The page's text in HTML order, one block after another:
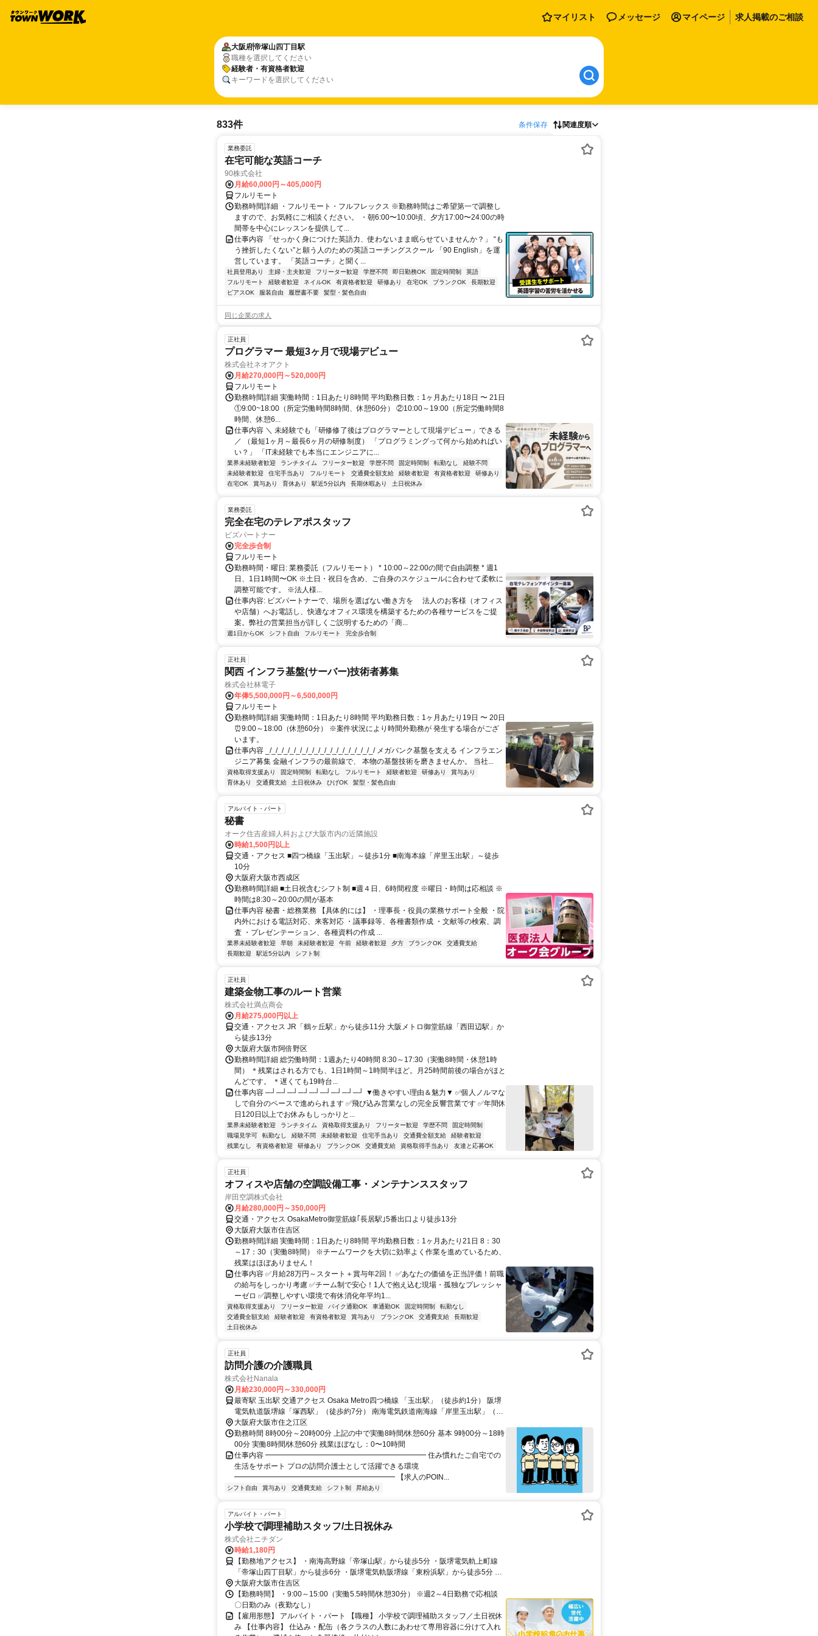
マイリスト メッセージ マイページ 求人掲載のご相談
大阪府帝塚山四丁目駅
職種を選択してください
経験者・有資格者歓迎
キーワードを選択してください
833件 条件保存 関連度順
業務委託
在宅可能な英語コーチ
90株式会社
月給60,000円～405,000円
フルリモート
勤務時間詳細 ・フルリモート・フルフレックス ※勤務時間はご希望第一で調整し
ますので、お気軽にご相談ください。 ・朝6:00〜10:00頃、夕方17:00〜24:00の時
間帯を中心にレッスンを提供して...
仕事内容 「せっかく身につけた英語力、使わないまま眠らせていませんか？」 “も
う挫折したくない”と願う人のための英語コーチングスクール 「90 English」を運
営しています。 「英語コーチ」と聞く...
社員登用あり 主婦・主夫歓迎 フリーター歓迎 学歴不問 即日勤務OK 固定時間制
英語
フルリモート
経験者歓迎 ネイルOK 有資格者歓迎 研修あり 在宅OK ブランクOK
長期歓迎
ピアスOK
服装自由 履歴書不要 髪型・髪色自由
同じ企業の求人
正社員
プログラマー 最短3ヶ月で現場デビュー
株式会社ネオアクト
月給270,000円～520,000円
フルリモート
勤務時間詳細 実働時間：1日あたり8時間 平均勤務日数：1ヶ月あたり18日 〜 21日
①9:00~18:00（所定労働時間8時間、休憩60分） ②10:00～19:00（所定労働時間8
時間、休憩6...
仕事内容 ＼ 未経験でも「研修修了後はプログラマーとして現場デビュー」できる
／ （最短1ヶ月～最長6ヶ月の研修制度） 「プログラミングって何から始めればい
い？」 「IT未経験でも本当にエンジニアに...
業界未経験者歓迎 ランチタイム フリーター歓迎 学歴不問 固定時間制 転勤なし
経験不問
未経験者歓迎
住宅手当あり フルリモート 交通費全額支給 経験者歓迎 有資格者歓迎
研修あり
在宅OK
賞与あり 育休あり 駅近5分以内 長期休暇あり 土日祝休み
業務委託
完全在宅のテレアポスタッフ
ビズパートナー
完全歩合制
フルリモート
勤務時間・曜日: 業務委託（フルリモート） * 10:00～22:00の間で自由調整 * 週1
日、1日1時間〜OK ※土日・祝日を含め、ご自身のスケジュールに合わせて柔軟に
調整可能です。 ※法人様...
仕事内容: ビズパートナーで、場所を選ばない働き方を 法人のお客様（オフィス
や店舗）へお電話し、快適なオフィス環境を構築するための各種サービスをご提
案。弊社の営業担当が詳しくご説明するための「商...
週1日からOK シフト自由 フルリモート 完全歩合制
正社員
関西 インフラ基盤(サーバー)技術者募集
株式会社林電子
年俸5,500,000円～6,500,000円
フルリモート
勤務時間詳細 実働時間：1日あたり8時間 平均勤務日数：1ヶ月あたり19日 〜 20日
⏰9:00～18:00（休憩60分） ※案件状況により時間外勤務が 発生する場合がござ
います。
仕事内容 _/_/_/_/_/_/_/_/_/_/_/_/_/_/_/_/_/_/ メガバンク基盤を支える インフラエン
ジニア募集 金融インフラの最前線で、 本物の基盤技術を磨きませんか。 当社...
資格取得支援あり 固定時間制 転勤なし フルリモート 経験者歓迎 研修あり
賞与あり
育休あり
交通費支給 土日祝休み ひげOK 髪型・髪色自由
アルバイト・パート
秘書
オーク住吉産婦人科および大阪市内の近隣施設
時給1,500円以上
交通・アクセス ■四つ橋線「玉出駅」～徒歩1分 ■南海本線「岸里玉出駅」～徒歩
10分
大阪府大阪市西成区
勤務時間詳細 ■土日祝含むシフト制 ■週４日、6時間程度 ※曜日・時間は応相談 ※
時間は8:30～20:00の間が基本
仕事内容 秘書・総務業務 【具体的には】 ・理事長・役員の業務サポート全般 ・院
内外における電話対応、来客対応 ・議事録等、各種書類作成 ・文献等の検索、調
査 ・プレゼンテーション、各種資料の作成 ...
業界未経験者歓迎 早朝 未経験者歓迎 午前 経験者歓迎 夕方 ブランクOK
交通費支給
長期歓迎
駅近5分以内 シフト制
正社員
建築金物工事のルート営業
株式会社満点商会
月給275,000円以上
交通・アクセス JR「鶴ヶ丘駅」から徒歩11分 大阪メトロ御堂筋線「西田辺駅」か
ら徒歩13分
大阪府大阪市阿倍野区
勤務時間詳細 総労働時間：1週あたり40時間 8:30～17:30（実働8時間・休憩1時
間） ＊残業はされる方でも、1日1時間～1時間半ほど。月25時間前後の場合がほと
んどです。 ＊遅くても19時台...
仕事内容 ─┘─┘─┘─┘─┘─┘─┘─┘─┘ ▼働きやすい理由＆魅力▼ ✅個人ノルマな
しで自分のペースで進められます ✅飛び込み営業なしの完全反響営業です ✅年間休
日120日以上でお休みもしっかりと...
業界未経験者歓迎 ランチタイム 資格取得支援あり フリーター歓迎 学歴不問
固定時間制
職場見学可
転勤なし 経験不問 未経験者歓迎 住宅手当あり 交通費全額支給
経験者歓迎
残業なし
有資格者歓迎 研修あり ブランクOK 交通費支給 資格取得手当あり 友達と応募OK
正社員
オフィスや店舗の空調設備工事・メンテナンススタッフ
岸田空調株式会社
月給280,000円～350,000円
交通・アクセス OsakaMetro御堂筋線｢長居駅｣5番出口より徒歩13分
大阪府大阪市住吉区
勤務時間詳細 実働時間：1日あたり8時間 平均勤務日数：1ヶ月あたり21日 8：30
～17：30（実働8時間） ※チームワークを大切に効率よく作業を進めているため、
残業はほぼありません！
仕事内容 ✅月給28万円～スタート＋賞与年2回！ ✅あなたの価値を正当評価！前職
の給与をしっかり考慮 ✅チーム制で安心！1人で抱え込む現場・孤独なプレッシャ
ーゼロ ✅調整しやすい環境で有休消化年平均1...
資格取得支援あり フリーター歓迎 バイク通勤OK 車通勤OK 固定時間制
転勤なし
交通費全額支給
経験者歓迎 有資格者歓迎 賞与あり ブランクOK 交通費支給
長期歓迎
土日祝休み
正社員
訪問介護の介護職員
株式会社Nanala
月給230,000円～330,000円
最寄駅 玉出駅 交通アクセス Osaka Metro四つ橋線 「玉出駅」（徒歩約1分） 阪堺
電気軌道阪堺線「塚西駅」（徒歩約7分） 南海電気鉄道南海線「岸里玉出駅」（徒
歩約9分）
大阪府大阪市住之江区
勤務時間 8時00分～20時00分 上記の中で実働8時間/休憩60分 基本 9時00分～18時
00分 実働8時間/休憩60分 残業ほぼなし：0〜10時間
仕事内容 ━━━━━━━━━━━━━━━━━━━━━━ 住み慣れたご自宅での
生活をサポート プロの訪問介護士として活躍できる環境
━━━━━━━━━━━━━━━━━━━━━━ 【求人のPOIN...
シフト自由 賞与あり 交通費支給 シフト制 昇給あり
アルバイト・パート
小学校で調理補助スタッフ/土日祝休み
株式会社ニチダン
時給1,180円
【勤務地アクセス】 ・南海高野線「帝塚山駅」から徒歩5分 ・阪堺電気軌上町線
「帝塚山四丁目駅」から徒歩6分 ・阪堺電気軌阪堺線「東粉浜駅」から徒歩5分 ・
阪堺電気軌上町線「神ノ木駅」から徒歩5分 ・南海本線「粉浜駅」から徒歩7分
大阪府大阪市住吉区
【勤務時間】 ・9:00～15:00（実働5.5時間/休憩30分） ※週2～4日勤務で応相談
〇日勤のみ（夜勤なし）
【雇用形態】 アルバイト・パート 【職種】 小学校で調理補助スタッフ／土日祝休
み 【仕事内容】 仕込み・配缶（各クラスの人数にあわせて専用容器に分けて入れ